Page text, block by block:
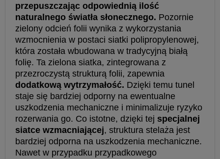
przepuszczając odpowiednią ilość
naturalnego światła słonecznego. Pozornie
zielony odcień folii wynika z wykorzystania
wzmocnienia w postaci siatki polipropylenowej,
która została wbudowana w tradycyjną białą
folię. Ta zielona siatka, zintegrowana z
przezroczystą strukturą folii, zapewnia
dodatkową wytrzymałość. Dzięki temu tunel
staje się bardziej odporny na ewentualne
uszkodzenia mechaniczne i minimalizuje ryzyko
rozerwania go. Co istotne, dzięki tej specjalnej
siatce wzmacniającej, struktura stelaża jest
bardziej odporna na uszkodzenia mechaniczne.
Nawet w przypadku przypadkowego